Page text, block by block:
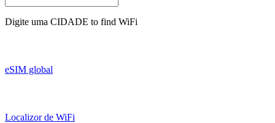
Digite uma CIDADE to find WiFi
eSIM global
Localizor de WiFi